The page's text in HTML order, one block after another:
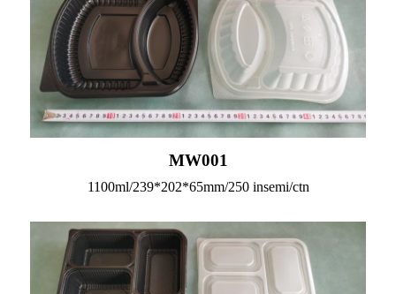
MW001
1100ml/239*202*65mm/250 insemi/ctn